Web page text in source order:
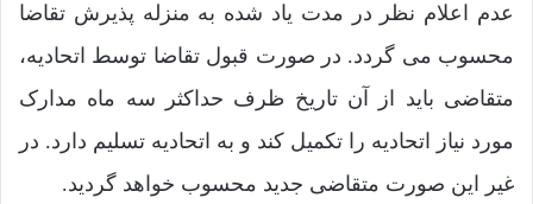
عدم اعلام نظر در ‌مدت یاد شده به منزله پذیرش تقاضا
محسوب می ‌گردد. در صورت قبول تقاضا توسط ‌اتحادیه،
متقاضی باید از آن تاریخ ظرف حداکثر سه ماه مدارک
مورد نیاز اتحادیه را تکمیل‌ کند و به اتحادیه تسلیم دارد. در
غیر این صورت متقاضی جدید محسوب خواهد گردید.‌